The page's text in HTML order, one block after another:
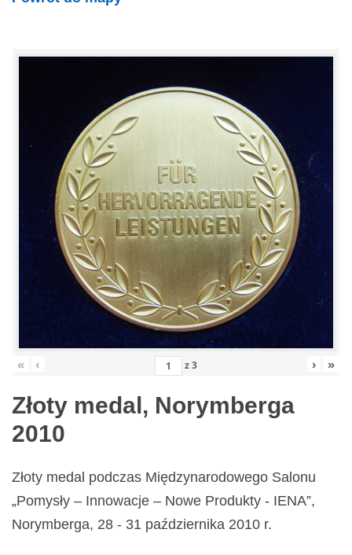
« ‹ z3 › »
Złoty medal, Norymberga
2010
Złoty medal podczas Międzynarodowego Salonu
„Pomysły – Innowacje – Nowe Produkty - IENA”,
Norymberga, 28 - 31 października 2010 r.